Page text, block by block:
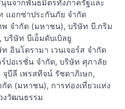
นจากพันธมิตรทั้งภาครัฐและ
แอกซ่าประกันภัย จำกัด
จำกัด (มหาชน), บริษัท บี.กริม
บริษัท บีเอ็มดับเบิลยู
อินโดรามา เวนเจอร์ส จำกัด
ปอเรชั่น จำกัด, บริษัท ศุภาลัย
บีลี เพรสทีจน์ รัชดาภิเษก,
ด (มหาชน), การท่องเที่ยวแห่ง
งวัฒนธรรม